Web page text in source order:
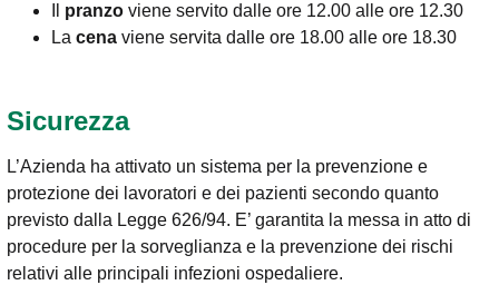
pranzo viene servito dalle ore 12.00 alle ore 12.30
La cena viene servita dalle ore 18.00 alle ore 18.30
Sicurezza
L’Azienda ha attivato un sistema per la prevenzione e
protezione dei lavoratori e dei pazienti secondo quanto
previsto dalla Legge 626/94. E’ garantita la messa in atto di
procedure per la sorveglianza e la prevenzione dei rischi
relativi alle principali infezioni ospedaliere.